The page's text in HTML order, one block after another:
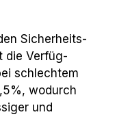
Sicherheits-
die Verfüg­
schlechtem
wodurch
und